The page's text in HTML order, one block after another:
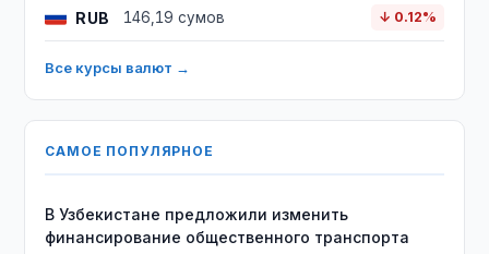
RUB 146,19 сумов ↓ 0.12%
Все курсы валют →
САМОЕ ПОПУЛЯРНОЕ
В Узбекистане предложили изменить
финансирование общественного транспорта